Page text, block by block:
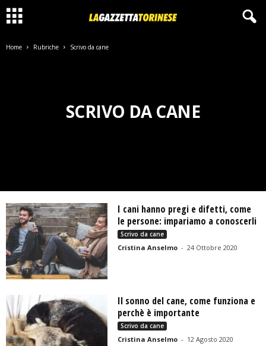
Home Rubriche Scrivo da cane
SCRIVO DA CANE
I cani hanno pregi e difetti, come
le persone: impariamo a conoscerli
Scrivo da cane
Cristina Anselmo - 24 Ottobre 2020
Il sonno del cane, come funziona e
perchè è importante
Scrivo da cane
Cristina Anselmo - 12 Agosto 2020